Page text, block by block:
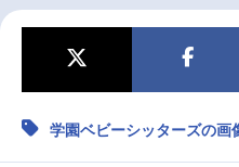
マンガ・ラノベ ゲーム・アプリ
学園ベビーシッターズの画